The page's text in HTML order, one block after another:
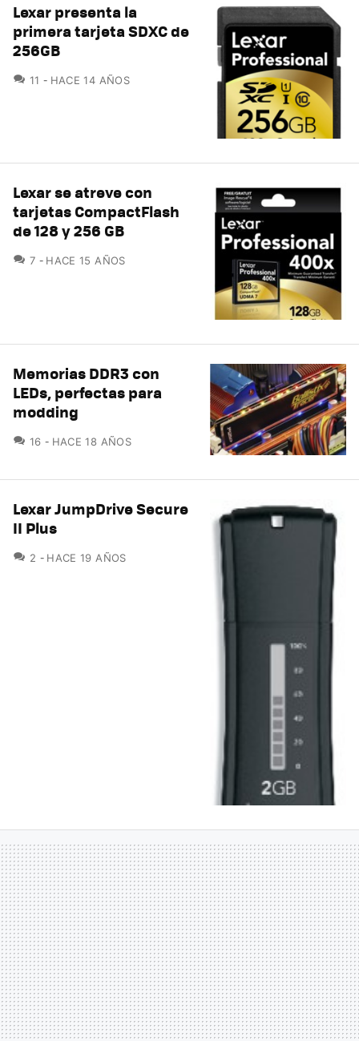
Lexar presenta la
primera tarjeta SDXC de
256GB
11 COMENTARIOS
HACE 14 AÑOS
Lexar se atreve con
tarjetas CompactFlash
de 128 y 256 GB
7 COMENTARIOS
HACE 15 AÑOS
Memorias DDR3 con
LEDs, perfectas para
modding
16 COMENTARIOS
HACE 18 AÑOS
Lexar JumpDrive Secure
II Plus
2 COMENTARIOS
HACE 19 AÑOS